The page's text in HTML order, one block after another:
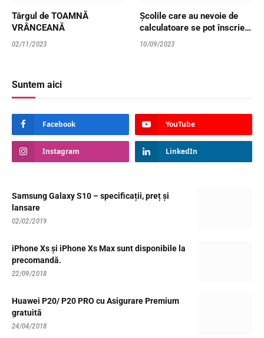
Târgul de TOAMNĂ
VRÂNCEANĂ
02/11/2023
Școlile care au nevoie de
calculatoare se pot înscrie
până pe 2 octombrie în al
10/09/2023
Suntem aici
Facebook YouTube
Instagram LinkedIn
Samsung Galaxy S10 – specificații, preț și
lansare
02/02/2019
iPhone Xs și iPhone Xs Max sunt disponibile la
precomandă.
22/09/2018
Huawei P20/ P20 PRO cu Asigurare Premium
gratuită
24/04/2018